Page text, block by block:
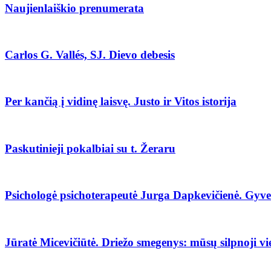
Naujienlaiškio prenumerata
Carlos G. Vallés, SJ. Dievo debesis
Per kančią į vidinę laisvę. Justo ir Vitos istorija
Paskutinieji pokalbiai su t. Žeraru
Psichologė psichoterapeutė Jurga Dapkevičienė.
Jūratė Micevičiūtė. Driežo smegenys: mūsų silpnoji